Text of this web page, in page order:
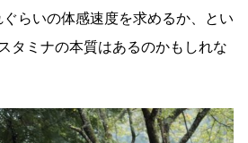
らいの体感速度を求めるか、とい
タミナの本質はあるのかもしれな